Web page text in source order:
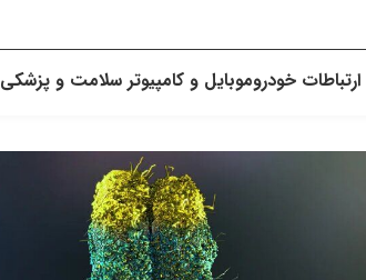
ارتباطات خودروموبایل و کامپیوتر سلامت و پزشکی